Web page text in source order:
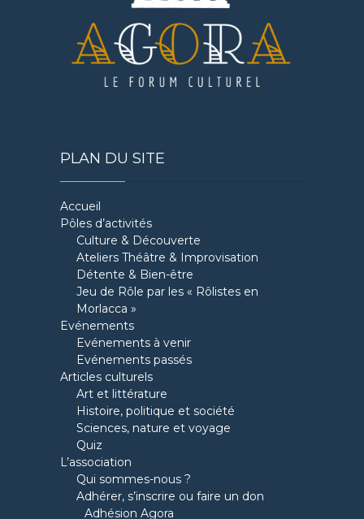
PLAN DU SITE
Accueil
Pôles d’activités
Culture & Découverte
Ateliers Théâtre & Improvisation
Détente & Bien-être
Jeu de Rôle par les « Rôlistes en
Morlacca »
Evénements
Evénements à venir
Evénements passés
Articles culturels
Art et littérature
Histoire, politique et société
Sciences, nature et voyage
Quiz
L’association
Qui sommes-nous ?
Adhérer, s’inscrire ou faire un don
Adhésion Agora